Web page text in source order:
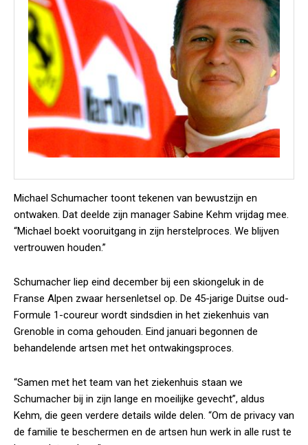
Michael Schumacher toont tekenen van bewustzijn en
ontwaken. Dat deelde zijn manager Sabine Kehm vrijdag mee.
“Michael boekt vooruitgang in zijn herstelproces. We blijven
vertrouwen houden.”
Schumacher liep eind december bij een skiongeluk in de
Franse Alpen zwaar hersenletsel op. De 45-jarige Duitse oud-
Formule 1-coureur wordt sindsdien in het ziekenhuis van
Grenoble in coma gehouden. Eind januari begonnen de
behandelende artsen met het ontwakingsproces.
“Samen met het team van het ziekenhuis staan we
Schumacher bij in zijn lange en moeilijke gevecht”, aldus
Kehm, die geen verdere details wilde delen. “Om de privacy van
de familie te beschermen en de artsen hun werk in alle rust te